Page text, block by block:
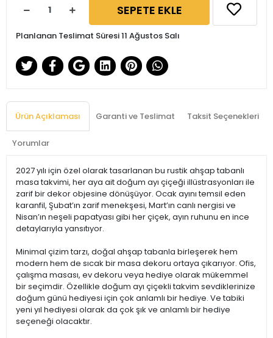
SEPETE EKLE
Planlanan Teslimat Süresi 11 Ağustos Salı
Ürün Açıklaması Garanti ve Teslimat Taksit Seçenekleri
Yorumlar
2027 yılı için özel olarak tasarlanan bu rustik ahşap tabanlı
masa takvimi, her aya ait doğum ayı çiçeği illüstrasyonları ile
zarif bir dekor objesine dönüşüyor. Ocak ayını temsil eden
karanfil, Şubat’ın zarif menekşesi, Mart’ın canlı nergisi ve
Nisan’ın neşeli papatyası gibi her çiçek, ayın ruhunu en ince
detaylarıyla yansıtıyor.
Minimal çizim tarzı, doğal ahşap tabanla birleşerek hem
modern hem de sıcak bir masa dekoru ortaya çıkarıyor. Ofis,
çalışma masası, ev dekoru veya hediye olarak mükemmel
bir seçimdir. Özellikle doğum ayı çiçekli takvim sevdiklerinize
doğum günü hediyesi için çok anlamlı bir hediye. Ve tabiki
yeni yıl hediyesi olarak da çok şık ve anlamlı bir hediye
seçeneği olacaktır.